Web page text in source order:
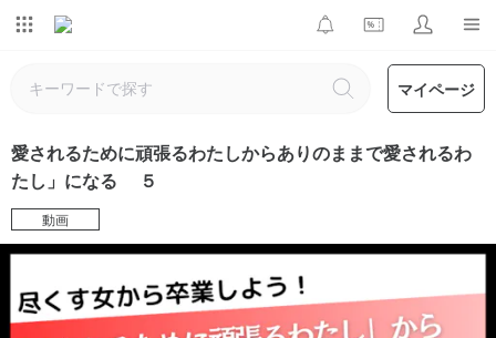
マイページ
愛されるために頑張るわたしからありのままで愛されるわ
たし」になる ５
動画